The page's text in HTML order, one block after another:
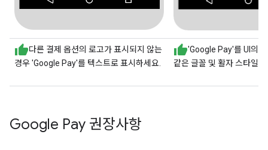
다른 결제 옵션의 로고가 표시되지 않는
경우 'Google Pay'를 텍스트로 표시하세요.
'Google Pay'를 UI의
같은 글꼴 및 활자 스타일
Google Pay 권장사항